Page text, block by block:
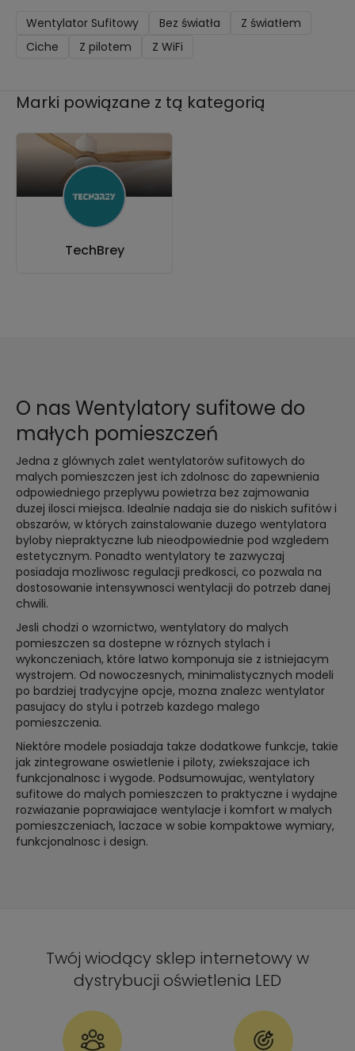
Wentylator Sufitowy Bez światła
Z światłem
Ciche
Z pilotem Z WiFi
Marki powiązane z tą kategorią
TechBrey
O nas Wentylatory sufitowe do
małych pomieszczeń
Jedna z glównych zalet wentylatorów sufitowych do
malych pomieszczen jest ich zdolnosc do zapewnienia
odpowiedniego przeplywu powietrza bez zajmowania
duzej ilosci miejsca. Idealnie nadaja sie do niskich sufitów i
obszarów, w których zainstalowanie duzego wentylatora
byloby niepraktyczne lub nieodpowiednie pod wzgledem
estetycznym. Ponadto wentylatory te zazwyczaj
posiadaja mozliwosc regulacji predkosci, co pozwala na
dostosowanie intensywnosci wentylacji do potrzeb danej
chwili.
Jesli chodzi o wzornictwo, wentylatory do malych
pomieszczen sa dostepne w róznych stylach i
wykonczeniach, które latwo komponuja sie z istniejacym
wystrojem. Od nowoczesnych, minimalistycznych modeli
po bardziej tradycyjne opcje, mozna znalezc wentylator
pasujacy do stylu i potrzeb kazdego malego
pomieszczenia.
Niektóre modele posiadaja takze dodatkowe funkcje, takie
jak zintegrowane oswietlenie i piloty, zwiekszajace ich
funkcjonalnosc i wygode. Podsumowujac, wentylatory
sufitowe do malych pomieszczen to praktyczne i wydajne
rozwiazanie poprawiajace wentylacje i komfort w malych
pomieszczeniach, laczace w sobie kompaktowe wymiary,
funkcjonalnosc i design.
Twój wiodący sklep internetowy w
dystrybucji oświetlenia LED